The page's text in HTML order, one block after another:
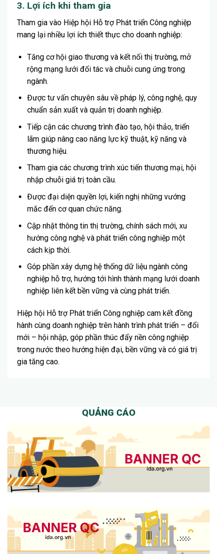
3. Lợi ích khi tham gia
Tham gia vào Hiệp hội Hỗ trợ Phát triển Công nghiệp
mang lại nhiều lợi ích thiết thực cho doanh nghiệp:
Tăng cơ hội giao thương và kết nối thị trường, mở
rộng mạng lưới đối tác và chuỗi cung ứng trong
ngành.
Được tư vấn chuyên sâu về pháp lý, công nghệ, quy
chuẩn sản xuất và quản trị doanh nghiệp.
Tiếp cận các chương trình đào tạo, hội thảo, triển
lãm giúp nâng cao năng lực kỹ thuật, kỹ năng và
thương hiệu.
Tham gia các chương trình xúc tiến thương mại, hội
nhập chuỗi giá trị toàn cầu.
Được đại diện quyền lợi, kiến nghị những vướng
mắc đến cơ quan chức năng.
Cập nhật thông tin thị trường, chính sách mới, xu
hướng công nghệ và phát triển công nghiệp một
cách kịp thời.
Góp phần xây dựng hệ thống dữ liệu ngành công
nghiệp hỗ trợ, hướng tới hình thành mạng lưới doanh
nghiệp liên kết bền vững và cùng phát triển.
Hiệp hội Hỗ trợ Phát triển Công nghiệp cam kết đồng
hành cùng doanh nghiệp trên hành trình phát triển – đổi
mới – hội nhập, góp phần thúc đẩy nền công nghiệp
trong nước theo hướng hiện đại, bền vững và có giá trị
gia tăng cao.
QUẢNG CÁO